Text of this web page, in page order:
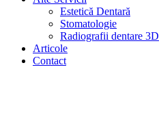
Estetică Dentară
Stomatologie
Radiografii dentare 3D
Articole
Contact